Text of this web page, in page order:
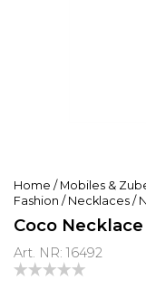
Home / Mobiles &
Fashion / Necklaces /
Coco
Art. NR: 16492